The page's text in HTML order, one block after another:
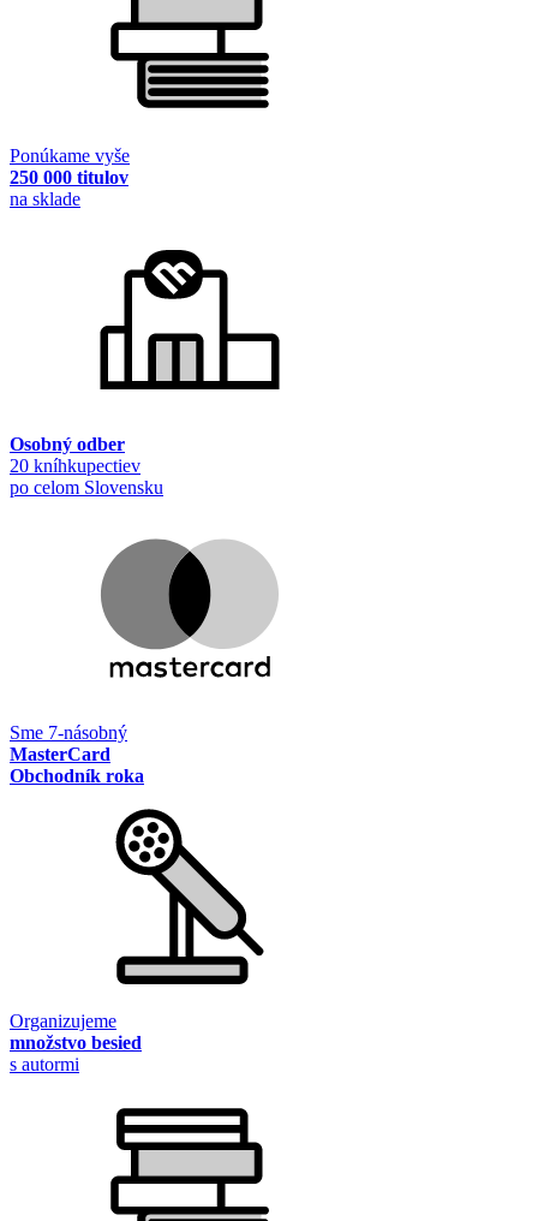
Ponúkame vyše
250 000 titulov
na sklade
Osobný odber
20 kníhkupectiev
po celom Slovensku
Sme 7-násobný
MasterCard
Obchodník roka
Organizujeme
množstvo besied
s autormi